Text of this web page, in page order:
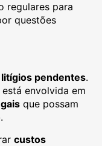
regulares para
questões
litígios pendentes.
envolvida em
que possam
.
custos